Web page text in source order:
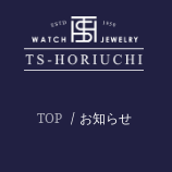
TOP お知らせ